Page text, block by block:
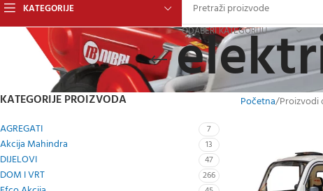
KATEGORIJE
ODABERI KATEGORIJU
KATEGORIJE PROIZVODA
AGREGATI 7
Akcija Mahindra 13
DIJELOVI 47
DOM I VRT 266
Početna Proizvodi